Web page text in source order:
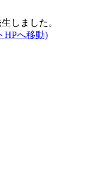
しました。
HPへ移動)